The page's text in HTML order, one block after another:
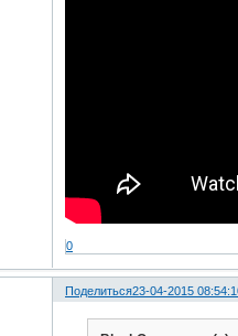
0
Поделиться23-04-2015